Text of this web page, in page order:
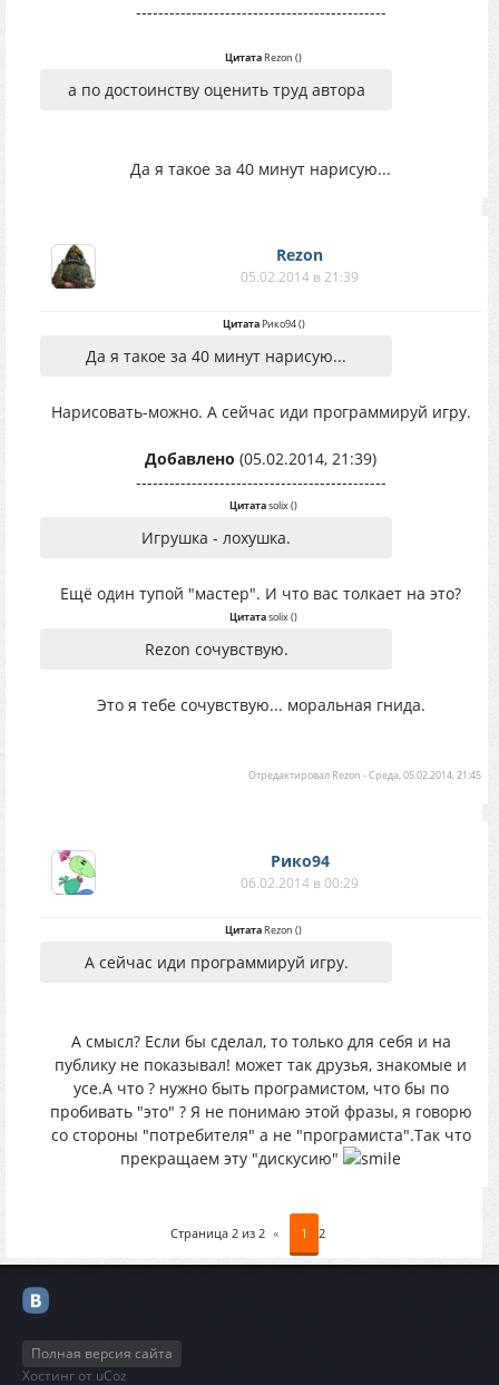
---------------------------------------------
ЦитатаRezon ()
а по достоинству оценить труд автора
Да я такое за 40 минут нарисую...
Rezon
05.02.2014 в 21:39
ЦитатаРико94()
Да я такое за 40 минут нарисую...
Нарисовать-можно. А сейчас иди программируй игру.
Добавлено (05.02.2014, 21:39)
---------------------------------------------
Цитатаsolix()
Игрушка - лохушка.
Ещё один тупой "мастер". И что вас толкает на это?
Цитатаsolix()
Rezon сочувствую.
Это я тебе сочувствую... моральная гнида.
Отредактировал Rezon -Среда, 05.02.2014, 21:45
Рико94
06.02.2014 в 00:29
ЦитатаRezon ()
А сейчас иди программируй игру.
А смысл? Если бы сделал, то только для себя и на
публику не показывал! может так друзья, знакомые и
усе.А что ? нужно быть програмистом, что бы по
пробивать "это" ? Я не понимаю этой фразы, я говорю
со стороны "потребителя" а не "програмиста".Так что
прекращаем эту "дискусию"
Страница 2 из 2 « 1 2
Полная версия сайта
Хостинг от uCoz